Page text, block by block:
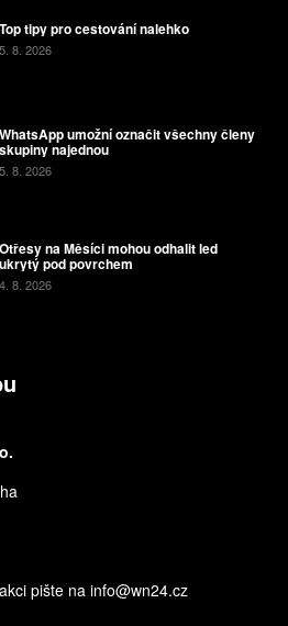
Top tipy pro cestování nalehko
5. 8. 2026
WhatsApp umožní označit všechny členy
skupiny najednou
5. 8. 2026
Otřesy na Měsíci mohou odhalit led
ukrytý pod povrchem
4. 8. 2026
pište na info@wn24.cz